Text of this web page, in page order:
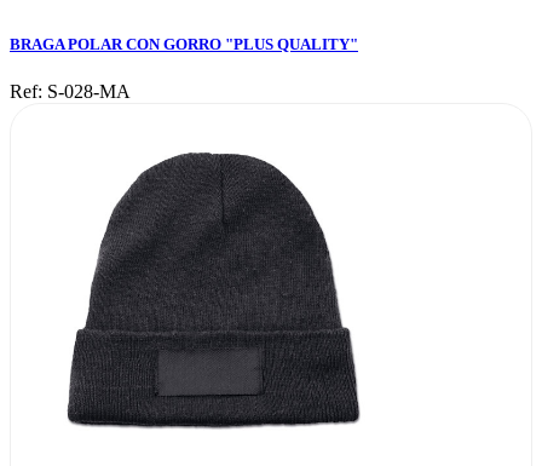
BRAGA POLAR CON GORRO "PLUS QUALITY"
Ref: S-028-MA